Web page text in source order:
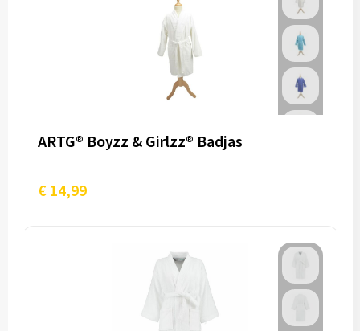
ARTG® Boyzz & Girlzz® Badjas
€ 14,99